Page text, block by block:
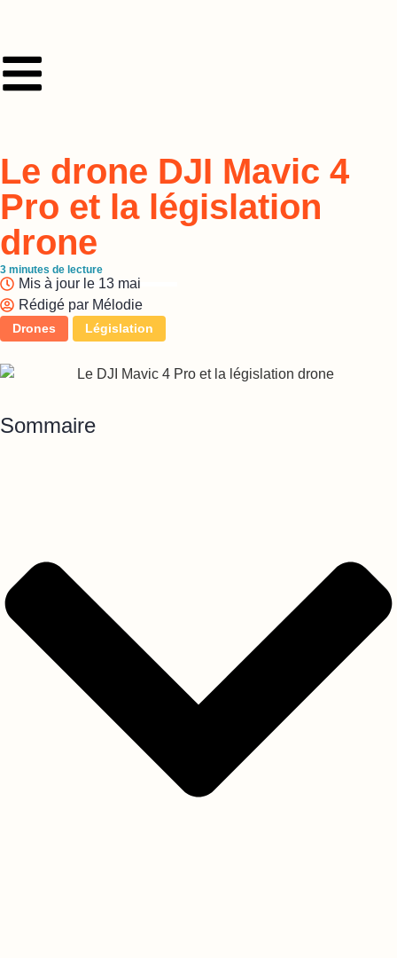
Le drone DJI Mavic 4
Pro et la législation
drone
3 minutes de lecture
Mis à jour le 13 mai
Rédigé par Mélodie
Drones Législation
Sommaire